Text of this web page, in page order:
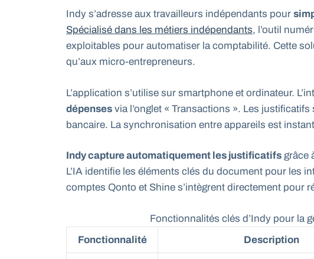
Indy s’adresse aux travailleurs indépendants pour
Spécialisé dans les métiers indépendants, l’outil
exploitables pour automatiser la comptabilité. Cette
qu’aux micro-entrepreneurs.
L’application s’utilise sur smartphone et ordinateur.
dépenses via l’onglet « Transactions ». Les
bancaire. La synchronisation entre appareils est
Indy capture automatiquement les justificatifs grâce
L’IA identifie les éléments clés du document pour les
comptes Qonto et Shine s’intègrent directement pour
Fonctionnalités clés d’Indy pour la
Fonctionnalité
Description